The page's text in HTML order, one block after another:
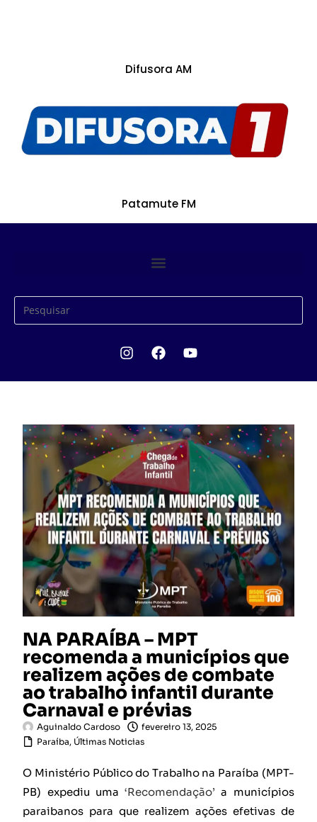
Difusora AM
Patamute FM
NA PARAÍBA – MPT
recomenda a municípios que
realizem ações de combate
ao trabalho infantil durante
Carnaval e prévias
Aguinaldo Cardoso
fevereiro 13, 2025
Paraíba, Últimas Noticias
O Ministério Público do Trabalho na Paraíba (MPT-
PB) expediu uma‘Recomendação’ a municípios
paraibanos para que realizem ações efetivas de